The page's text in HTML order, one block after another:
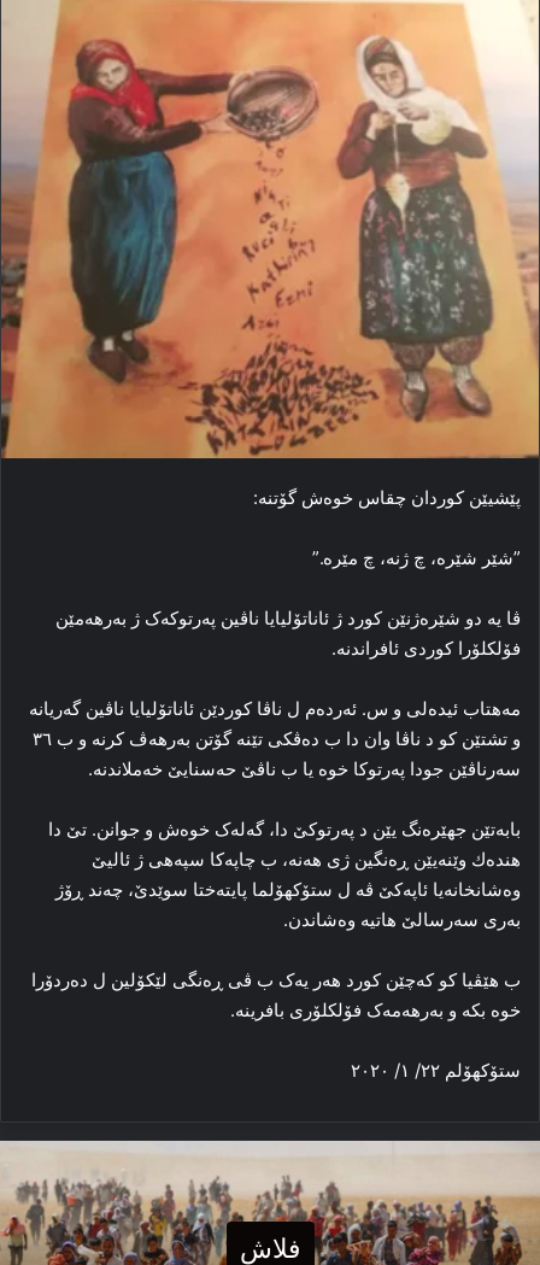
پێشیێن کوردان چقاس خوه‌ش گۆتنه‌:
”شێر شێره‌، چ ژنه‌، چ مێره‌.”
ڤا یه‌ دو شێره‌ژنێن کورد ژ ئاناتۆلیایا ناڤین پەرتوکه‌ک ژ به‌رهه‌مێن
فۆلکلۆرا کوردی ئافراندنه‌.
مه‌هتاب ئیده‌لی و س. ئه‌رده‌م ل ناڤا کوردێن ئاناتۆلیایا ناڤین گه‌ریانه‌
و تشتێن کو د ناڤا وان دا ب ده‌ڤکی تێنه‌ گۆتن به‌رهه‌ڤ کرنه‌ و ب ۳٦
سه‌رناڤێن جودا پەرتوکا خوه‌ یا ب ناڤێ حه‌سنایێ خه‌ملاندنه‌.
بابه‌تێن جهێره‌نگ یێن د پەرتوکێ دا، گه‌له‌ک خوه‌ش و جوانن. تێ دا
هندەك وێنه‌یێن ڕه‌نگین ژی هه‌نه‌، ب چاپه‌کا سپه‌هی ژ ئالیێ
وه‌شانخانه‌یا ئاپه‌كێ ڤه‌ ل ستۆکهۆلما پایته‌ختا سوێدێ، چه‌ند ڕۆژ
به‌ری سه‌رسالێ هاتیه‌ وه‌شاندن.
ب هێڤیا کو که‌چێن کورد هه‌ر یه‌ک ب ڤی ڕه‌نگی لێکۆلین ل ده‌ردۆرا
خوه‌ بکه‌ و به‌رهه‌مه‌ک فۆلکلۆری بافرینه‌.
ستۆکهۆلم ۲۲/ ۱/ ۲۰۲۰
فلاش